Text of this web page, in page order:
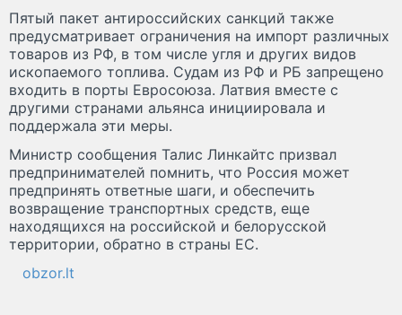
Пятый пакет антироссийских санкций также
предусматривает ограничения на импорт различных
товаров из РФ, в том числе угля и других видов
ископаемого топлива. Судам из РФ и РБ запрещено
входить в порты Евросоюза. Латвия вместе с
другими странами альянса инициировала и
поддержала эти меры.
Министр сообщения Талис Линкайтс призвал
предпринимателей помнить, что Россия может
предпринять ответные шаги, и обеспечить
возвращение транспортных средств, еще
находящихся на российской и белорусской
территории, обратно в страны ЕС.
obzor.lt